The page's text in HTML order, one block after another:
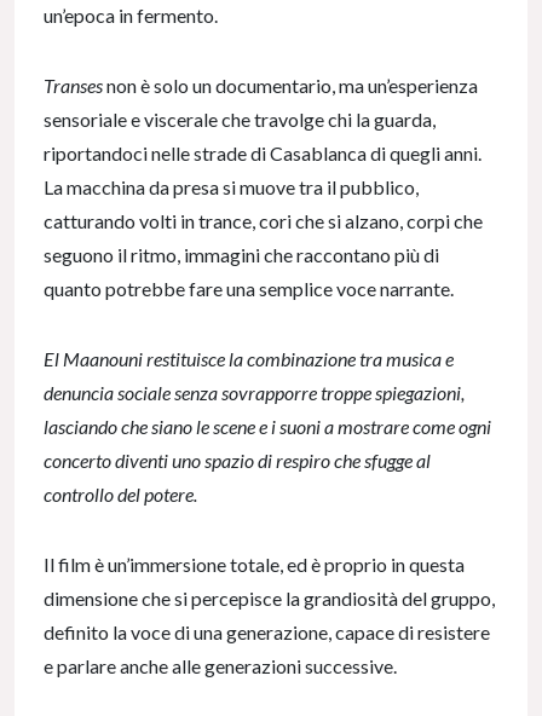
un’epoca in fermento.
Transesnon è solo un documentario, ma un’esperienza
sensoriale e viscerale che travolge chi la guarda,
riportandoci nelle strade di Casablanca di quegli anni.
La macchina da presa si muove tra il pubblico,
catturando volti in trance, cori che si alzano, corpi che
seguono il ritmo, immagini che raccontano più di
quanto potrebbe fare una semplice voce narrante.
El Maanouni restituisce la combinazione tra musica e
denuncia sociale senza sovrapporre troppe spiegazioni,
lasciando che siano le scene e i suoni a mostrare come ogni
concerto diventi uno spazio di respiro che sfugge al
controllo del potere.
Il film è un’immersione totale, ed è proprio in questa
dimensione che si percepisce la grandiosità del gruppo,
definito la voce di una generazione, capace di resistere
e parlare anche alle generazioni successive.